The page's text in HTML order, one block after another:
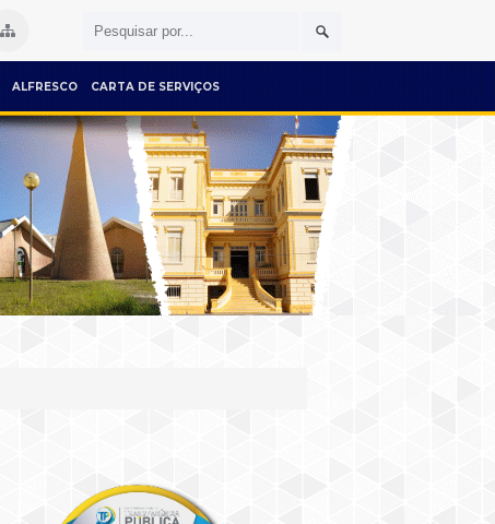
ALFRESCO CARTA DE SERVIÇOS